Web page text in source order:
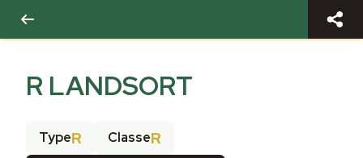
R LANDSORT
TypeR ClasseR